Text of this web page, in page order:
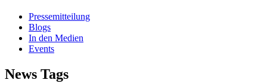
Pressemitteilung
Blogs
In den Medien
Events
News Tags